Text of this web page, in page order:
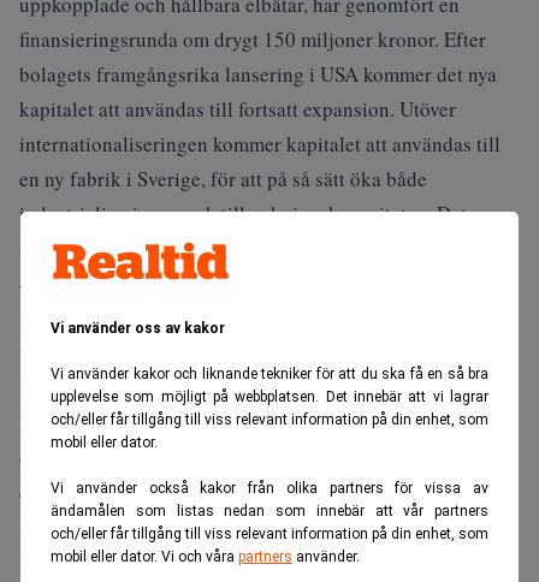
Vi använder oss av kakor
Vi använder kakor och liknande tekniker för att du ska få en så bra
upplevelse som möjligt på webbplatsen. Det innebär att vi lagrar
och/eller får tillgång till viss relevant information på din enhet, som
mobil eller dator.
Vi använder också kakor från olika partners för vissa av
ändamålen som listas nedan som innebär att vår partners
och/eller får tillgång till viss relevant information på din enhet, som
mobil eller dator. Vi och våra partners använder.
finansieringsrunda om drygt 150 miljoner kronor. Efter
bolagets framgångsrika lansering i USA kommer det nya
kapitalet att användas till fortsatt expansion. Utöver
internationaliseringen kommer kapitalet att användas till
en ny fabrik i Sverige, för att på så sätt öka både
industrialiseringen och tillverkningskapaciteten. Det
framgår av ett pressmeddelande.
– Med hjälp av det här kapitalet kommer vi att kunna
snabba på elektrifieringen av fritidsbåtsmarknaden, som vi
vill fortsätta att driva. Det finns ett allt större globalt
intresse både för hållbarhet och elektrifiering och vi
kommer nu med hjälp av kapitalet vi just tagit in att kunna
öka vår produktionstakt och samtidigt fortsätta att
expandera på stora marknader såsom den amerikanska,
säger Jenny Keisu, X Shores vd i en skriftlig kommentar.
Under slutet av mars lanserades X Shore i USA i samband